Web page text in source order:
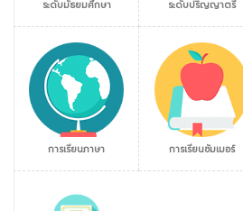
ระดับมัธยมศึกษา ระดับปริญญาตรี
การเรียนภาษา การเรียนซัมเมอร์